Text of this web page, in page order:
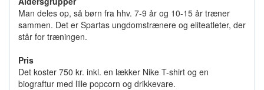
Man deles op, så børn fra hhv. 7-9 år og 10-15 år træner
sammen. Det er Spartas ungdomstrænere og eliteatleter, der
står for træningen.
Pris
Det koster 750 kr. inkl. en lækker Nike T-shirt og en
biograftur med lille popcorn og drikkevare.